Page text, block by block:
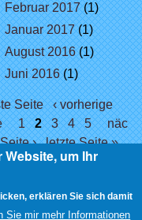
Februar 2017(1)
Januar 2017(1)
August 2016(1)
Juni 2016(1)
Seite
‹ vorherige
1 2 3 4 5
näc
›
letzte Seite »
um Ihr
erklären Sie sich damit
Sie mir mehr Informationen